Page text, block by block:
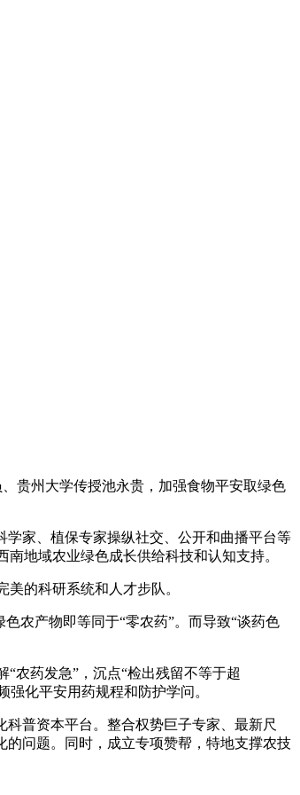
贵州大学传授池永贵，加强食物平安取绿色
家、植保专家操纵社交、公开和曲播平台等
地域农业绿色成长供给科技和认知支持。
的科研系统和人才步队。
农产物即等同于“零农药”。而导致“谈药色
农药发急”，沉点“检出残留不等于超
化平安用药规程和防护学问。
普资本平台。整合权势巨子专家、最新尺
的问题。同时，成立专项赞帮，特地支撑农技